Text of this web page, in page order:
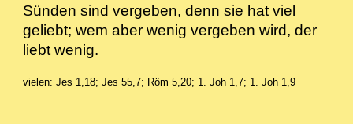
Sünden sind vergeben, denn sie hat viel
geliebt; wem aber wenig vergeben wird, der
liebt wenig.
vielen: Jes 1,18; Jes 55,7; Röm 5,20; 1. Joh 1,7; 1. Joh 1,9